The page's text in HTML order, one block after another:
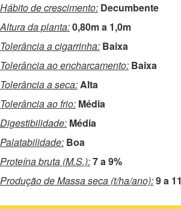
Hábito de crescimento: Decumbente
Altura da planta:0,80m a 1,0m
Tolerância a cigarrinha: Baixa
Tolerância ao encharcamento: Baixa
Tolerância a seca:Alta
Tolerância ao frio: Média
Digestibilidade: Média
Palatabilidade: Boa
Proteína bruta (M.S.):7 a 9%
Produção de Massa seca (t/ha/ano):9 a 11